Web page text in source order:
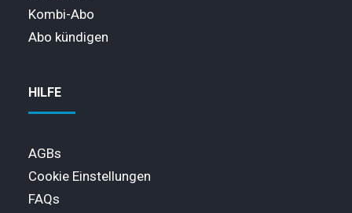
Kombi-Abo
Abo kündigen
HILFE
AGBs
Cookie Einstellungen
FAQs